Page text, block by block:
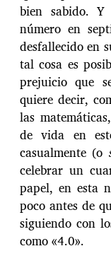
bien sabido. Y
número en
desfallecido en
tal cosa es
prejuicio que
quiere decir,
las
de vida en
casualmente (o
celebrar un
papel, en esta
poco antes de
siguiendo con
como «4.0».